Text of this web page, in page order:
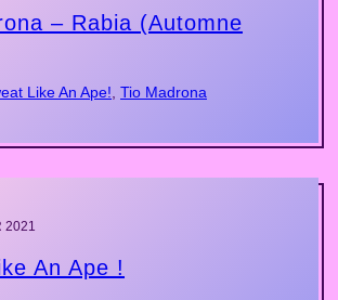
– Rabia (Automne
Like An Ape! Tio Madrona
2021
An Ape !